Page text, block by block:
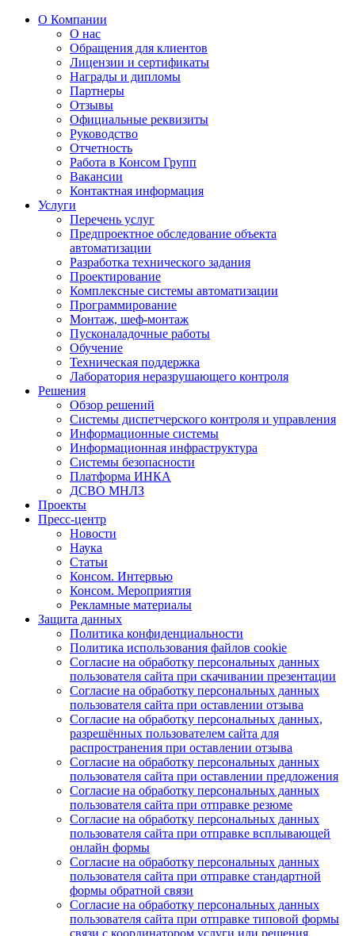
О Компании
О нас
Обращения для клиентов
Лицензии и сертификаты
Награды и дипломы
Партнеры
Отзывы
Официальные реквизиты
Руководство
Отчетность
Работа в Консом Групп
Вакансии
Контактная информация
Услуги
Перечень услуг
Предпроектное обследование объекта
автоматизации
Разработка технического задания
Проектирование
Комплексные системы автоматизации
Программирование
Монтаж, шеф-монтаж
Пусконаладочные работы
Обучение
Техническая поддержка
Лаборатория неразрушающего контроля
Решения
Обзор решений
Системы диспетчерского контроля и управления
Информационные системы
Информационная инфраструктура
Системы безопасности
Платформа ИНКА
ДСВО МНЛЗ
Проекты
Пресс-центр
Новости
Наука
Статьи
Консом. Интервью
Консом. Мероприятия
Рекламные материалы
Защита данных
Политика конфиденциальности
Политика использования файлов cookie
Согласие на обработку персональных данных
пользователя сайта при скачивании презентации
Согласие на обработку персональных данных
пользователя сайта при оставлении отзыва
Согласие на обработку персональных данных,
разрешённых пользователем сайта для
распространения при оставлении отзыва
Согласие на обработку персональных данных
пользователя сайта при оставлении предложения
Согласие на обработку персональных данных
пользователя сайта при отправке резюме
Согласие на обработку персональных данных
пользователя сайта при отправке всплывающей
онлайн формы
Согласие на обработку персональных данных
пользователя сайта при отправке стандартной
формы обратной связи
Согласие на обработку персональных данных
пользователя сайта при отправке типовой формы
связи с координатором услуги или решения